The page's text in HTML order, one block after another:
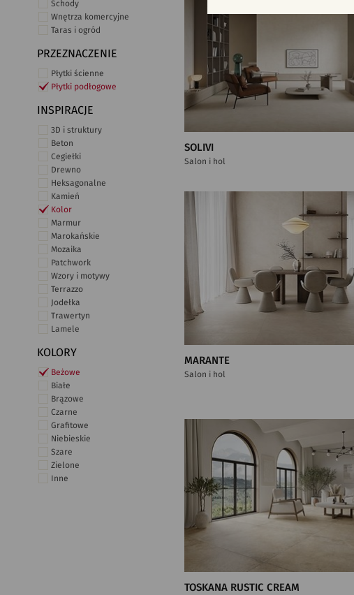
Schody
Wnętrza komercyjne
Taras i ogród
PRZEZNACZENIE
Płytki ścienne
Płytki podłogowe
INSPIRACJE
3D i struktury
Beton
Cegiełki
Drewno
Heksagonalne
Kamień
Kolor
Marmur
Marokańskie
Mozaika
Patchwork
Wzory i motywy
Terrazzo
Jodełka
Trawertyn
Lamele
KOLORY
Beżowe
Białe
Brązowe
Czarne
Grafitowe
Niebieskie
Szare
Zielone
Inne
SOLIVI
Salon i hol
MARANTE
Salon i hol
TOSKANA RUSTIC CREAM